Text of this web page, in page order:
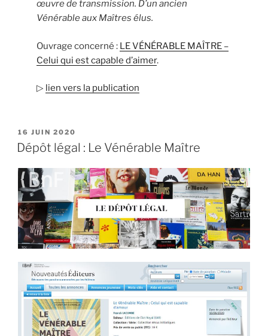
œuvre de transmission. D’un ancien
Vénérable aux Maîtres élus.
Ouvrage concerné : LE VÉNÉRABLE MAÎTRE –
Celui qui est capable d’aimer.
▷ lien vers la publication
PUBLIÉ
LE
16 JUIN 2020
Dépôt légal : Le Vénérable Maître